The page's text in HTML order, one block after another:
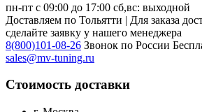
пн-пт с 09:00 до 17:00 сб,вс: выходной
Доставляем по Тольятти | Для заказа
сделайте заявку у нашего менеджера
8(800)101-08-26 Звонок по России
sales@mv-tuning.ru
Стоимость доставки